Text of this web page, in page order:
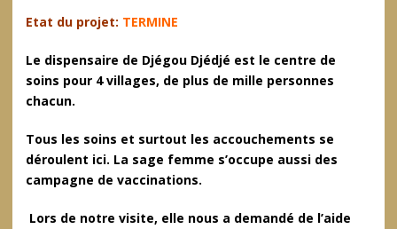
Etat du projet: TERMINE
Le dispensaire de Djégou Djédjé est le centre de
soins pour 4 villages, de plus de mille personnes
chacun.
Tous les soins et surtout les accouchements se
déroulent ici. La sage femme s’occupe aussi des
campagne de vaccinations.
Lors de notre visite, elle nous a demandé de l’aide